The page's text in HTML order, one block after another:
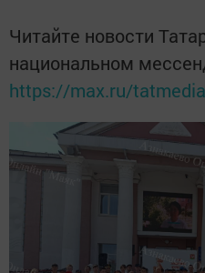
Читайте новости
национальном
https://max.ru/tatmedia